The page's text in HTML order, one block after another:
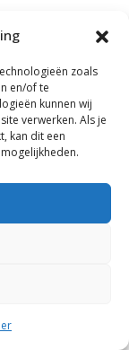
zoals
en/of te
kunnen wij
verwerken. Als je
kan dit een